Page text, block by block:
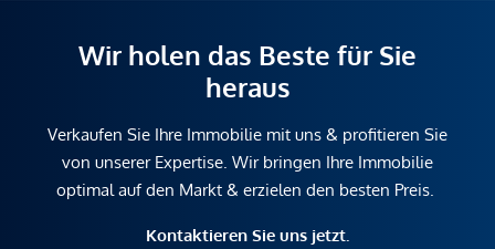
Wir holen das Beste für Sie
heraus
Verkaufen Sie Ihre Immobilie mit uns & profitieren Sie
von unserer Expertise. Wir bringen Ihre Immobilie
optimal auf den Markt & erzielen den besten Preis.
Kontaktieren Sie uns jetzt.